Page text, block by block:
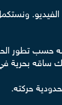
حسب تطور
بحرية في
حركته.